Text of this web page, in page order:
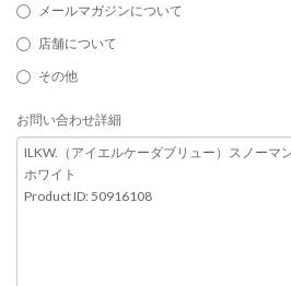
メールマガジンについて
店舗について
その他
お問い合わせ詳細